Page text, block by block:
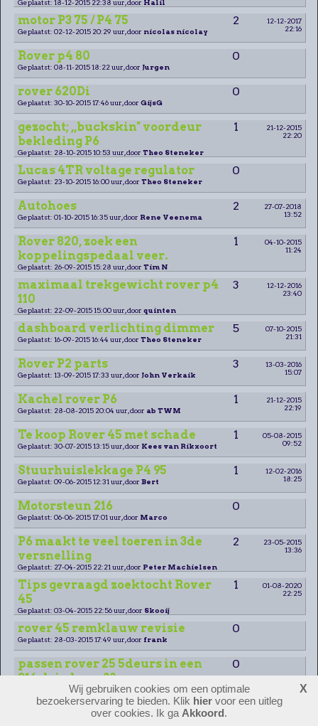
Geplaatst: 18-12-2015 22:38 uur, door Halil
motor P3 75 / P4 75 2
12-12-2017
22:16
Geplaatst: 02-12-2015 20:29 uur, door nicolas nicolay
Rover p4 80 0
Geplaatst: 08-11-2015 18:22 uur, door Jurgen
rover 620Di 0
Geplaatst: 30-10-2015 17:46 uur, door GijsG
gezocht; ,,buckskin" voordeur
bekleding P6
1
21-12-2015
22:20
Geplaatst: 28-10-2015 10:53 uur, door Theo Steneker
Lucas 4TR voltage regulator 0
Geplaatst: 23-10-2015 16:00 uur, door Theo Steneker
Autohoes 2
27-07-2018
13:52
Geplaatst: 01-10-2015 16:35 uur, door Rene Veenema
Rover 820, zoek een
koppelingspedaal veer.
1
04-10-2015
11:24
Geplaatst: 26-09-2015 15:28 uur, door Tim N
maximaal trekgewicht rover p4
110
3
12-12-2016
23:40
Geplaatst: 22-09-2015 15:00 uur, door quinten
dashboard verlichting dimmer 5
07-10-2015
21:31
Geplaatst: 16-09-2015 16:44 uur, door Theo Steneker
Rover P2 parts 3
13-03-2016
15:07
Geplaatst: 13-09-2015 17:33 uur, door John Verkaik
Kachel rover P6 1
21-12-2015
22:19
Geplaatst: 28-08-2015 20:04 uur, door ab TWM
Te koop Rover 45 met schade 1
05-08-2015
09:52
Geplaatst: 30-07-2015 13:15 uur, door Kees van Rikxoort
Stuurhuislekkage P4 95 1
12-02-2016
18:25
Geplaatst: 09-06-2015 12:31 uur, door Bert
Motorsteun 216 0
Geplaatst: 06-06-2015 17:01 uur, door Marco
P6 maakt te veel toeren in 3de
versnelling
2
23-05-2015
13:36
Geplaatst: 27-04-2015 22:21 uur, door Peter Machielsen
Tips gevraagd zoektocht Rover
45
1
01-08-2020
22:25
Geplaatst: 03-04-2015 22:56 uur, door Skooij
rover 45 remklauw revisie 0
Geplaatst: 28-03-2015 17:49 uur, door frank
passen rover 25 5deurs in een
214 driedeurs??
0
Geplaatst: 02-03-2015 20:57 uur, doorPim
Gezocht Rover P5 3 liter
kenteken 94-03-DA
0
Wij gebruiken cookies om een optimale
bezoekerservaring te bieden. Klik hiervoor een uitleg
over cookies. Ik ga Akkoord.
X